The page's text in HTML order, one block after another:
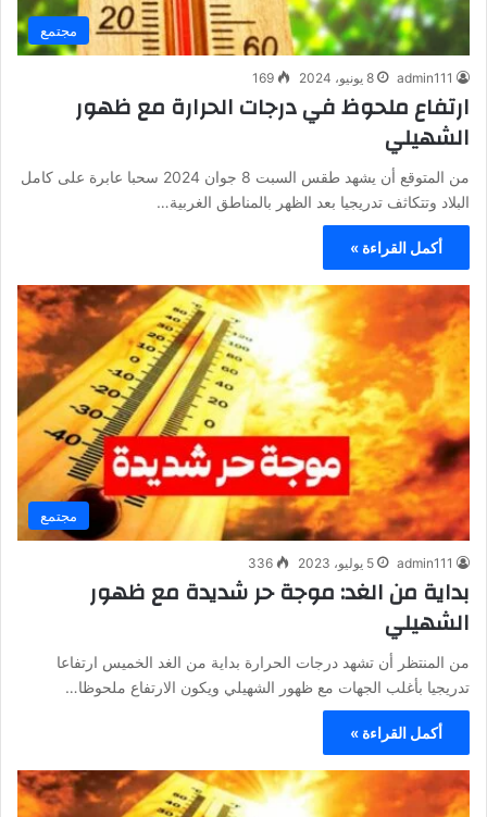
مجتمع
admin111 8 يونيو، 2024 169
ارتفاع ملحوظ في درجات الحرارة مع ظهور
الشهيلي
من المتوقع أن يشهد طقس السبت 8 جوان 2024 سحبا عابرة على كامل
البلاد وتتكاثف تدريجيا بعد الظهر بالمناطق الغربية…
أكمل القراءة »
مجتمع
admin111 5 يوليو، 2023 336
بداية من الغد: موجة حر شديدة مع ظهور
الشهيلي
من المنتظر أن تشهد درجات الحرارة بداية من الغد الخميس ارتفاعا
تدريجيا بأغلب الجهات مع ظهور الشهيلي ويكون الارتفاع ملحوظا…
أكمل القراءة »